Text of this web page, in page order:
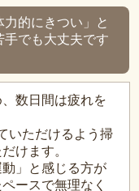
的にきつい」と
手でも大丈夫です
数日間は疲れを
いただけるよう掃
けます。
」と感じる方が
ースで無理なく